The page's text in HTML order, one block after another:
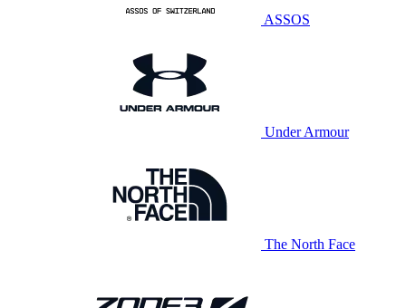
ASSOS
Under Armour
The North Face